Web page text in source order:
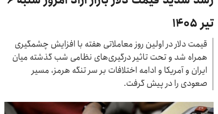
تیر ۱۴۰۵
قیمت دلار در اولین روز معاملاتی هفته با افزایش چشمگیری
همراه شد و تحت تاثیر درگیری‌های نظامی شب گذشته میان
ایران و آمریکا و ادامه اختلافات بر سر تنگه هرمز، مسیر
صعودی را در پیش گرفت.